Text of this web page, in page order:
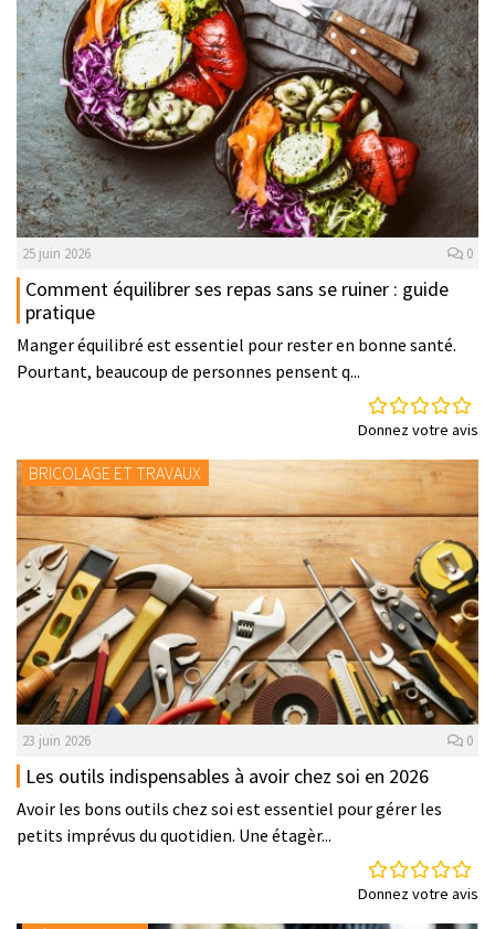
25 juin 2026 0
Comment équilibrer ses repas sans se ruiner : guide
pratique
Manger équilibré est essentiel pour rester en bonne santé.
Pourtant, beaucoup de personnes pensent q...
Donnez votre avis
BRICOLAGE ET TRAVAUX
23 juin 2026 0
Les outils indispensables à avoir chez soi en 2026
Avoir les bons outils chez soi est essentiel pour gérer les
petits imprévus du quotidien. Une étagèr...
Donnez votre avis